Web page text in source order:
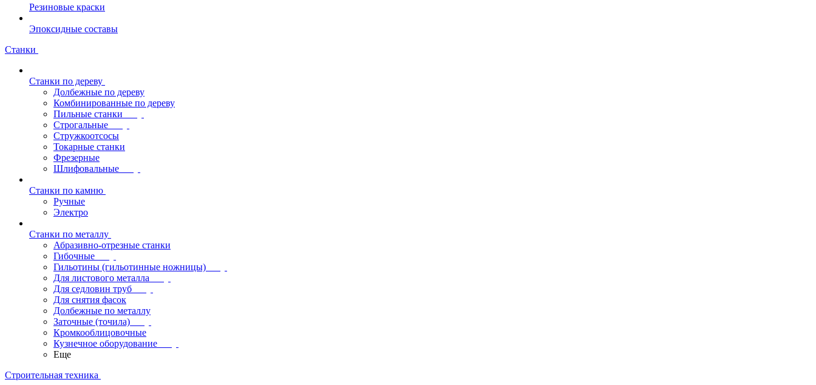
Резиновые краски
Эпоксидные составы
Станки
Станки по дереву
Долбежные по дереву
Комбинированные по дереву
Пильные станки
Строгальные
Стружкоотсосы
Токарные станки
Фрезерные
Шлифовальные
Станки по камню
Ручные
Электро
Станки по металлу
Абразивно-отрезные станки
Гибочные
Гильотины (гильотинные ножницы)
Для листового металла
Для седловин труб
Для снятия фасок
Долбежные по металлу
Заточные (точила)
Кромкооблицовочные
Кузнечное оборудование
Еще
Строительная техника